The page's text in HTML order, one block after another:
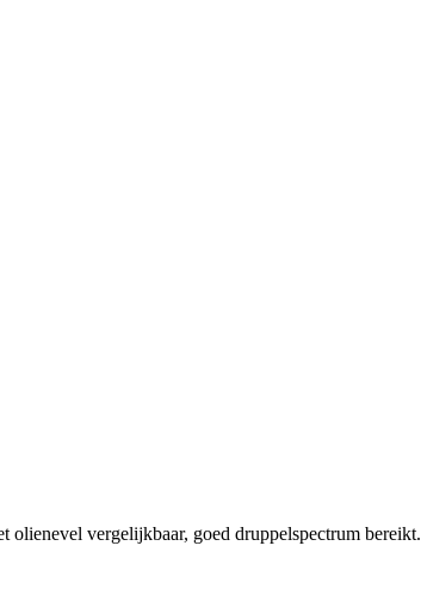
olienevel vergelijkbaar, goed druppelspectrum bereikt.